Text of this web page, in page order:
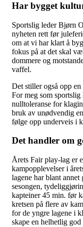
Har bygget
Sportslig leder Bjørn
nyheten rett før
om at vi har klart å
fokus på at det skal
dommere og
vaffel.
Det stiller også opp
For meg som
nulltoleranse for
bruk av unødvendig
følge opp underveis i
Det handler om
Årets Fair play-lag er
kampopplevelser i
lagene har blant
sesongen,
kapteiner 45 min. før
kretsen på flere av
for de yngre lagene i
skape en helhetlig